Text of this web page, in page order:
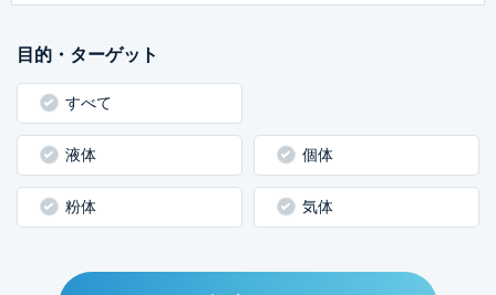
目的・ターゲット
すべて
液体 個体
粉体 気体